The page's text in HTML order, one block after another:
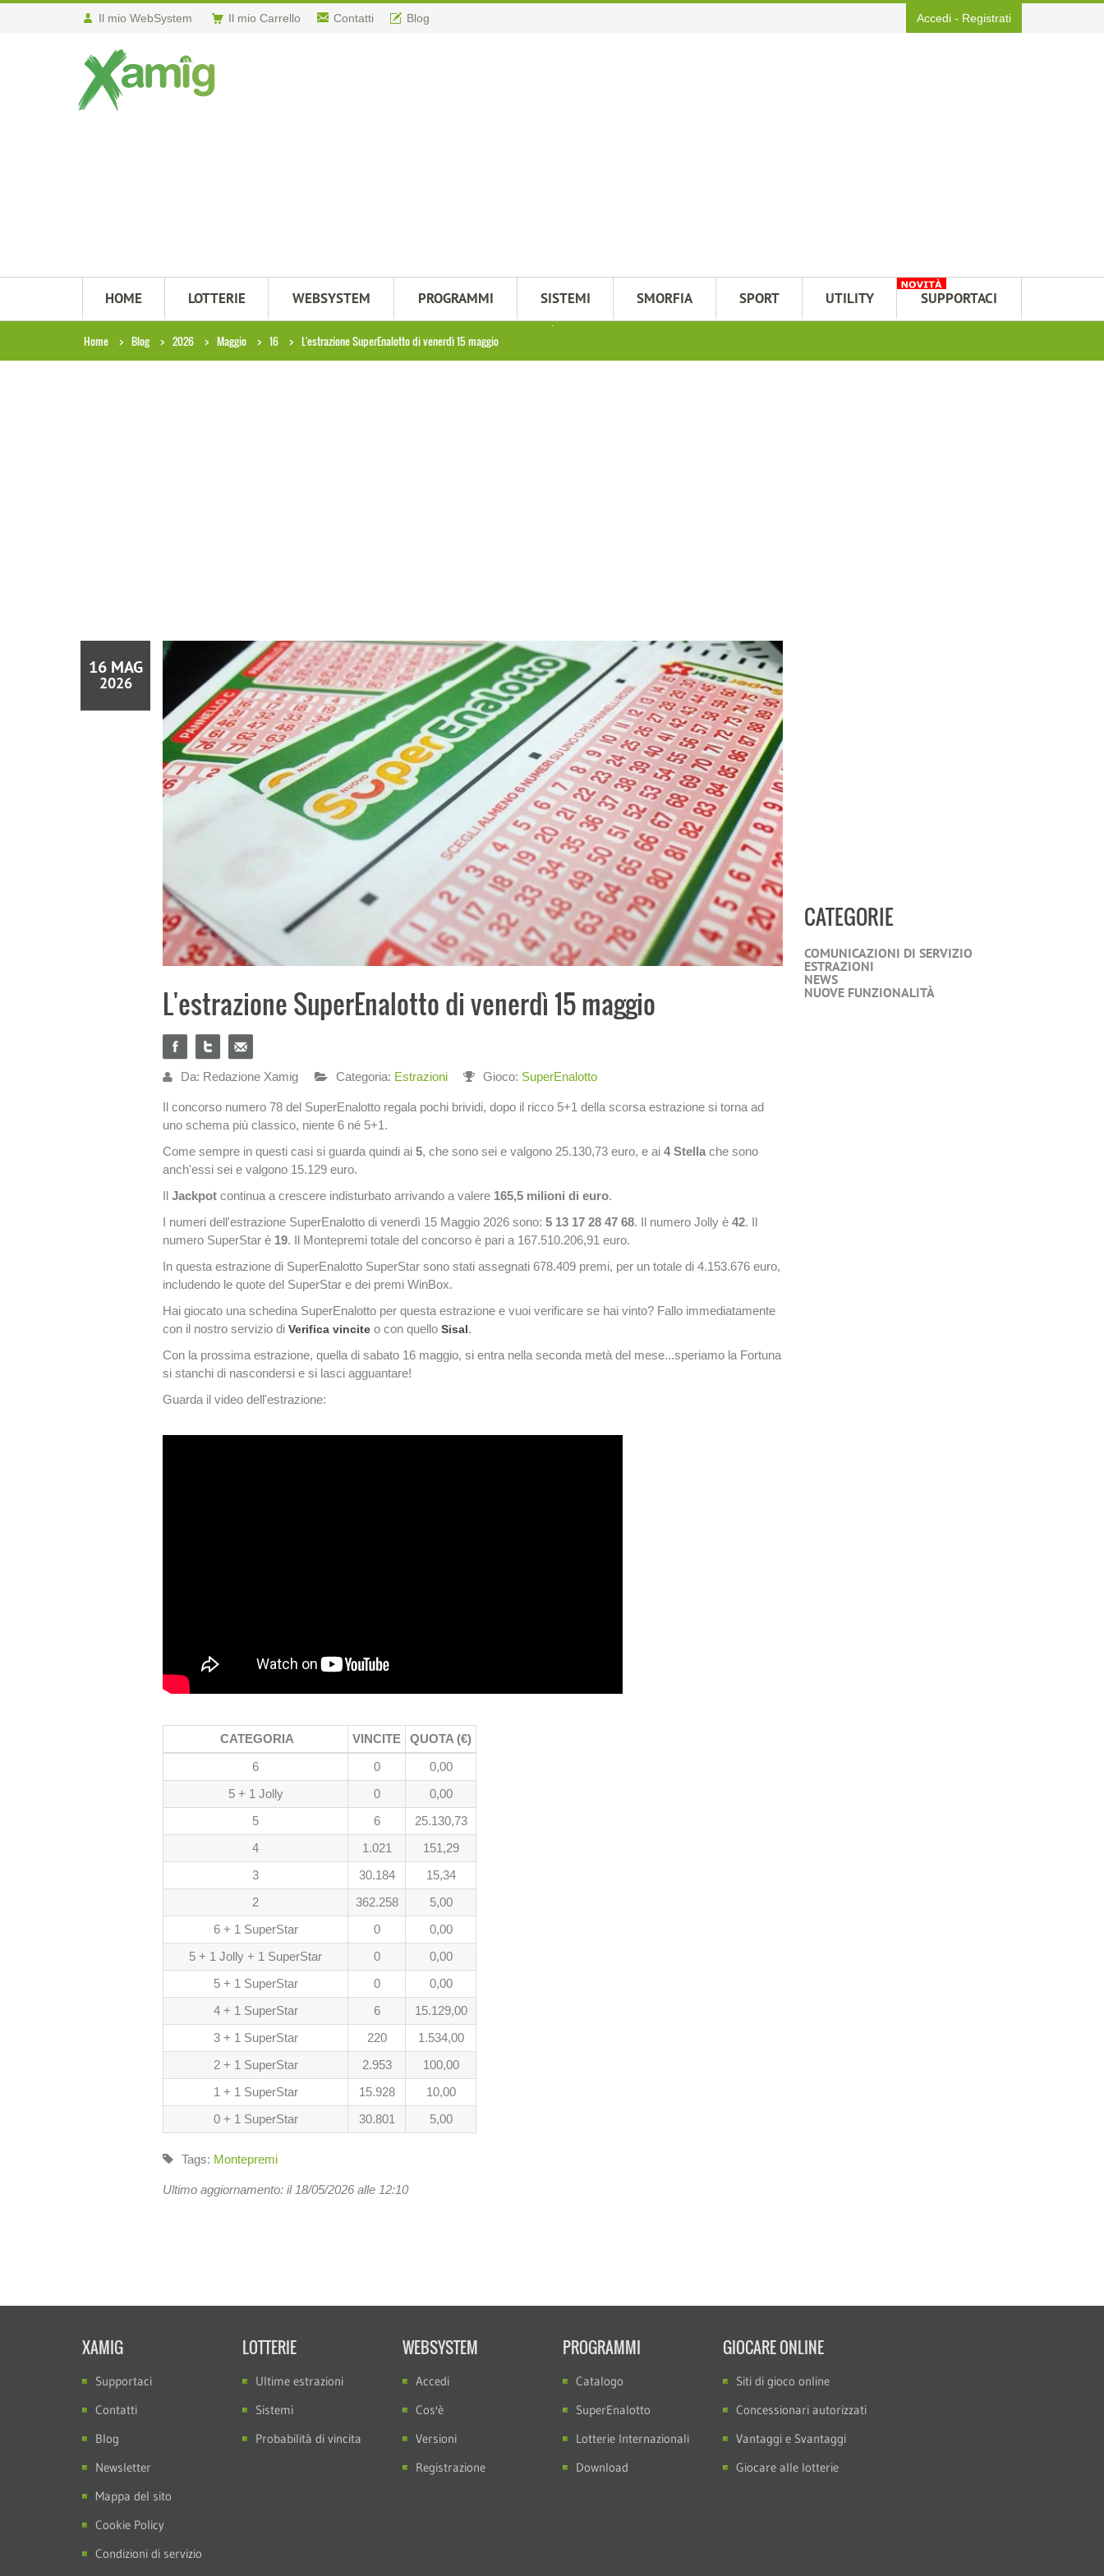
Il mio WebSystem Il mio Carrello Contatti Blog Accedi - Registrati
HOME LOTTERIE WEBSYSTEM PROGRAMMI SISTEMI SMORFIA SPORT UTILITY SUPPORTACI
Home Blog 2026 Maggio 16 L'estrazione SuperEnalotto di venerdì 15 maggio
16 MAG
2026
L'estrazione SuperEnalotto di venerdì 15 maggio
Da: Redazione Xamig Categoria: Estrazioni Gioco: SuperEnalotto
Il concorso numero 78 del SuperEnalotto regala pochi brividi, dopo il ricco 5+1 della scorsa estrazione si torna ad
uno schema più classico, niente 6 né 5+1.
Come sempre in questi casi si guarda quindi ai 5, che sono sei e valgono 25.130,73 euro, e ai 4 Stella che sono
anch'essi sei e valgono 15.129 euro.
Il Jackpot continua a crescere indisturbato arrivando a valere 165,5 milioni di euro.
I numeri dell'estrazione SuperEnalotto di venerdì 15 Maggio 2026 sono: 5 13 17 28 47 68. Il numero Jolly è 42. Il
numero SuperStar è 19. Il Montepremi totale del concorso è pari a 167.510.206,91 euro.
In questa estrazione di SuperEnalotto SuperStar sono stati assegnati 678.409 premi, per un totale di 4.153.676 euro,
includendo le quote del SuperStar e dei premi WinBox.
Hai giocato una schedina SuperEnalotto per questa estrazione e vuoi verificare se hai vinto? Fallo immediatamente
con il nostro servizio di Verifica vincite o con quello Sisal.
Con la prossima estrazione, quella di sabato 16 maggio, si entra nella seconda metà del mese...speriamo la Fortuna
si stanchi di nascondersi e si lasci agguantare!
Guarda il video dell'estrazione:
CATEGORIA VINCITE
QUOTA (€)
6
0
0,00
5 + 1 Jolly
0
0,00
5
6
25.130,73
4
1.021
151,29
3
30.184
15,34
2
362.258
5,00
6 + 1 SuperStar
0
0,00
5 + 1 Jolly + 1 SuperStar
0
0,00
5 + 1 SuperStar
0
0,00
4 + 1 SuperStar
6
15.129,00
3 + 1 SuperStar
220
1.534,00
2 + 1 SuperStar
2.953
100,00
1 + 1 SuperStar
15.928
10,00
0 + 1 SuperStar
30.801 5,00
Tags: Montepremi
Ultimo aggiornamento: il 18/05/2026 alle 12:10
CATEGORIE
COMUNICAZIONI DI SERVIZIO
ESTRAZIONI
NEWS
NUOVE FUNZIONALITÀ
XAMIG
Supportaci
Contatti
Blog
Newsletter
Mappa del sito
Cookie Policy
Condizioni di servizio
LOTTERIE
Ultime estrazioni
Sistemi
Probabilità di vincita
WEBSYSTEM
Accedi
Cos'è
Versioni
Registrazione
PROGRAMMI
Catalogo
SuperEnalotto
Lotterie Internazionali
Download
GIOCARE ONLINE
Siti di gioco online
Concessionari autorizzati
Vantaggi e Svantaggi
Giocare alle lotterie